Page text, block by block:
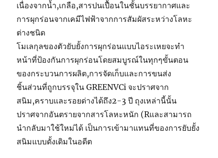
เนื่องจากน้ำ,เกลือ,สารปนเปื้อนในชั้นบรรยากาศและ
การผุกร่อนจากเคมีไฟฟ้าจากการสัมผัสระหว่างโลหะ
ต่างชนิด
โมเลกุลของตัวยับยั้งการผุกร่อนแบบไอระเหยจะทำ
หน้าที่ป้องกันการผุกร่อนโดยสมบูรณ์ในทุกๆขั้นตอน
ของกระบวนการผลิต,การจัดเก็บและการขนส่ง
ชิ้นส่วนที่ถูกบรรจุใน GREENVCi จะปราศจาก
สนิม,คราบและรอยด่างได้ถึง2-3 ปี ถุงเหล่านี้นั้น
ปราศจากอันตรายจากสารโลหะหนัก (Rและสามารถ
นำกลับมาใช้ใหม่ได้ เป็นการเข้ามาแทนที่ของการยับยั้ง
สนิมแบบดั้งเดิมในอดีต